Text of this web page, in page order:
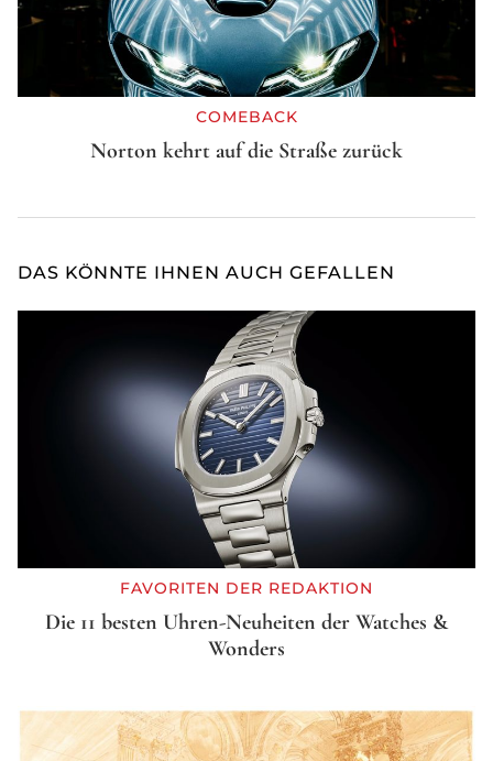
COMEBACK
Norton kehrt auf die Straße zurück
DAS KÖNNTE IHNEN AUCH GEFALLEN
FAVORITEN DER REDAKTION
Die 11 besten Uhren-Neuheiten der Watches &
Wonders